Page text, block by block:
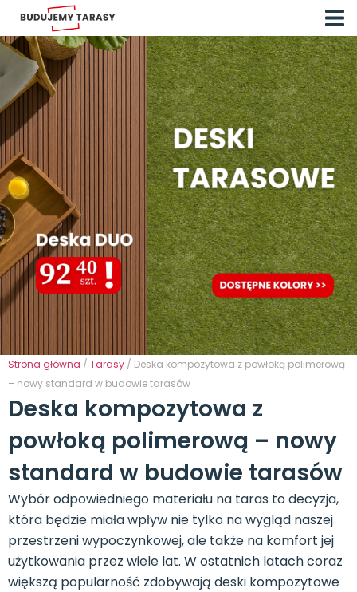
Strona główna / Tarasy / Deska kompozytowa z powłoką polimerową
– nowy standard w budowie tarasów
Deska kompozytowa z
powłoką polimerową – nowy
standard w budowie tarasów
Wybór odpowiedniego materiału na taras to decyzja,
która będzie miała wpływ nie tylko na wygląd naszej
przestrzeni wypoczynkowej, ale także na komfort jej
użytkowania przez wiele lat. W ostatnich latach coraz
większą popularność zdobywają deski kompozytowe